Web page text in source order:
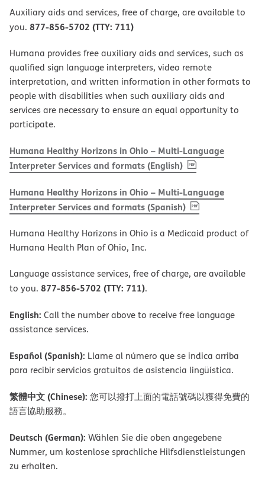
Auxiliary aids and services, free of charge, are available to
you. 877-856-5702 (TTY: 711)
Humana provides free auxiliary aids and services, such as
qualified sign language interpreters, video remote
interpretation, and written information in other formats to
people with disabilities when such auxiliary aids and
services are necessary to ensure an equal opportunity to
participate.
Humana Healthy Horizons in Ohio – Multi-Language
Interpreter Services and formats (English), PDF(opens in new
Humana Healthy Horizons in Ohio – Multi-Language
Interpreter Services and formats (Spanish), PDF(opens in new
Humana Healthy Horizons in Ohio is a Medicaid product of
Humana Health Plan of Ohio, Inc.
Language assistance services, free of charge, are available
to you. 877-856-5702 (TTY: 711).
English: Call the number above to receive free language
assistance services.
Español (Spanish): Llame al número que se indica arriba
para recibir servicios gratuitos de asistencia lingüística.
繁體中文 (Chinese): 您可以撥打上面的電話號碼以獲得免費的
語言協助服務。
Deutsch (German): Wählen Sie die oben angegebene
Nummer, um kostenlose sprachliche Hilfsdienstleistungen
zu erhalten.